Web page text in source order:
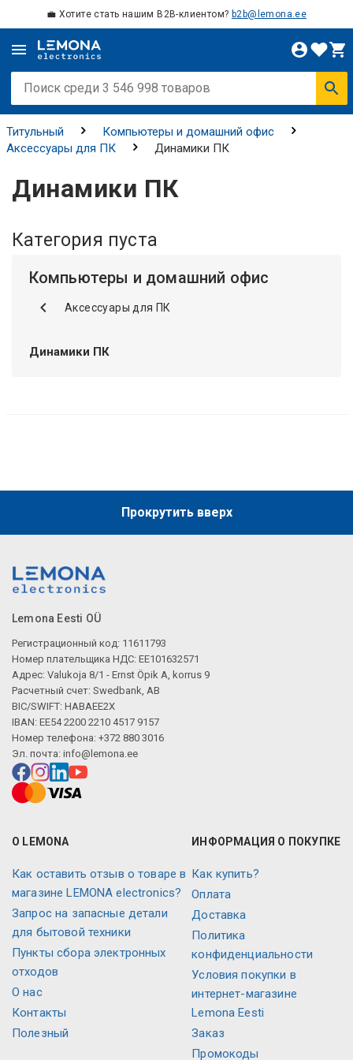
💼 Хотите стать нашим B2B-клиентом? b2b@lemona.ee
Титульный
Компьютеры и домашний офис
Аксессуары для ПК
Динамики ПК
Динамики ПК
Категория пуста
Компьютеры и домашний офис
Аксессуары для ПК
Динамики ПК
Прокрутить вверх
Lemona Eesti OÜ
Регистрационный код: 11611793
Номер плательщика НДС: EE101632571
Адрес: Valukoja 8/1 - Ernst Öpik A, korrus 9
Расчетный счет: Swedbank, AB
BIC/SWIFT: HABAEE2X
IBAN: EE54 2200 2210 4517 9157
Номер телефона: +372 880 3016
Эл. почта: info@lemona.ee
О LEMONA
Как оставить отзыв о товаре в
магазине LEMONA electronics?
Запрос на запасные детали
для бытовой техники
Пункты сбора электронных
отходов
О нас
Контакты
Полезный
ИНФОРМАЦИЯ О ПОКУПКЕ
Как купить?
Оплата
Доставка
Политика
конфиденциальности
Условия покупки в
интернет-магазине
Lemona Eesti
Заказ
Промокоды